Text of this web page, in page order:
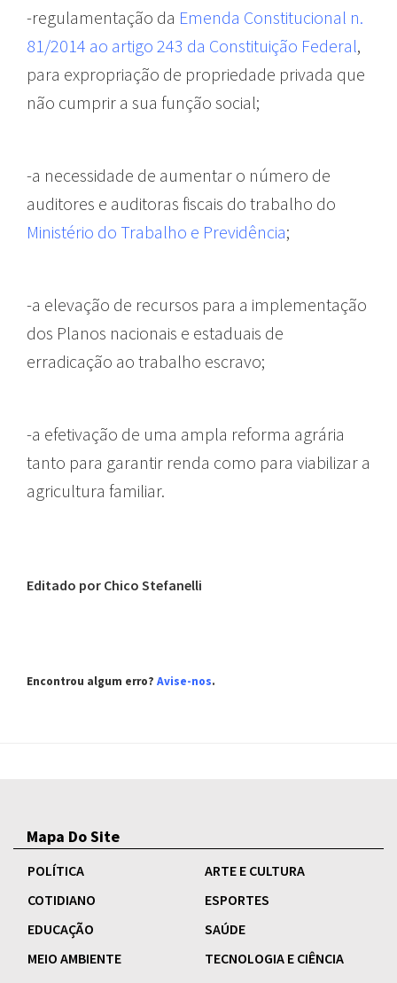
-regulamentação da Emenda Constitucional n.
81/2014 ao artigo 243 da Constituição Federal,
para expropriação de propriedade privada que
não cumprir a sua função social;
-a necessidade de aumentar o número de
auditores e auditoras fiscais do trabalho do
Ministério do Trabalho e Previdência;
-a elevação de recursos para a implementação
dos Planos nacionais e estaduais de
erradicação ao trabalho escravo;
-a efetivação de uma ampla reforma agrária
tanto para garantir renda como para viabilizar a
agricultura familiar.
Editado por Chico Stefanelli
Encontrou algum erro? Avise-nos.
Mapa Do Site
POLÍTICA
ARTE E CULTURA
COTIDIANO
ESPORTES
EDUCAÇÃO
SAÚDE
MEIO AMBIENTE
TECNOLOGIA E CIÊNCIA